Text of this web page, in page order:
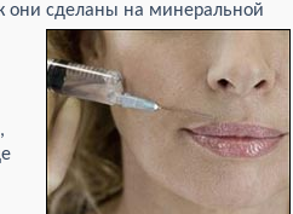
они сделаны на минеральной